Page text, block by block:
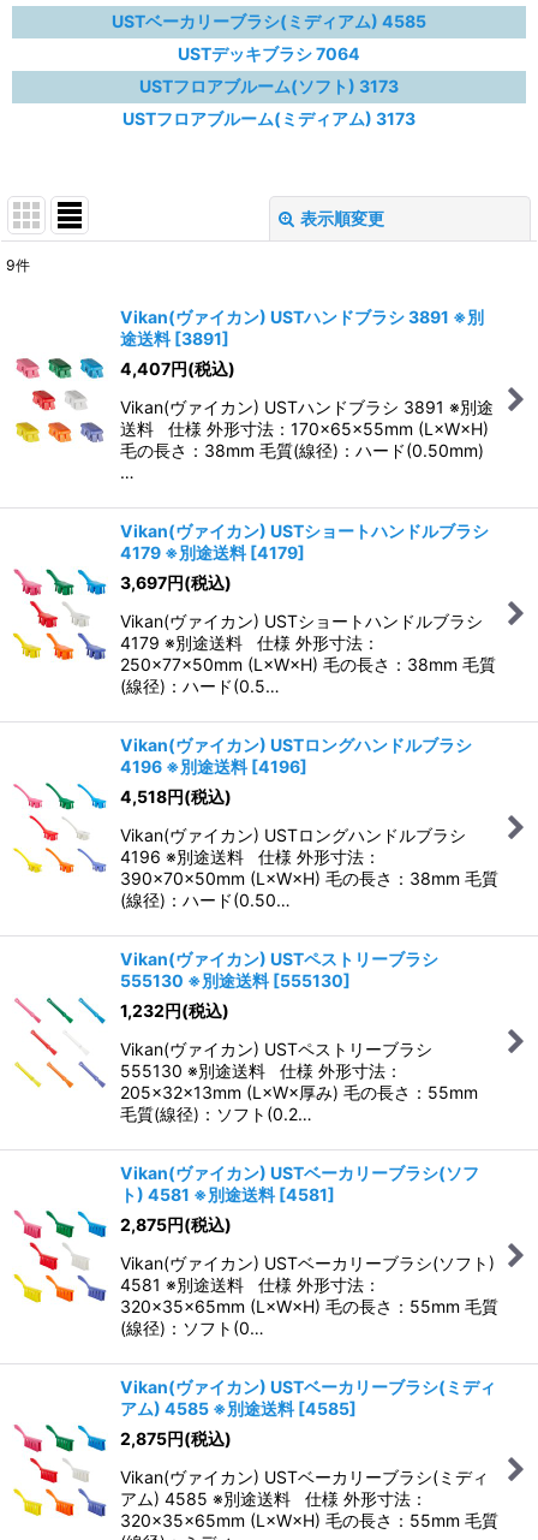
USTベーカリーブラシ(ミディアム) 4585
USTデッキブラシ 7064
USTフロアブルーム(ソフト) 3173
USTフロアブルーム(ミディアム) 3173
表示順変更
並び順
絞り込む
9件
Vikan(ヴァイカン) USTハンドブラシ 3891 ※別
途送料 [3891]
4,407円(税込)
Vikan(ヴァイカン) USTハンドブラシ 3891 ※別途
送料 仕様 外形寸法：170×65×55mm (L×W×H)
毛の長さ：38mm 毛質(線径)：ハード(0.50mm)
…
Vikan(ヴァイカン) USTショートハンドルブラシ
4179 ※別途送料 [4179]
3,697円(税込)
Vikan(ヴァイカン) USTショートハンドルブラシ
4179 ※別途送料 仕様 外形寸法：
250×77×50mm (L×W×H) 毛の長さ：38mm 毛質
(線径)：ハード(0.5…
Vikan(ヴァイカン) USTロングハンドルブラシ
4196 ※別途送料 [4196]
4,518円(税込)
Vikan(ヴァイカン) USTロングハンドルブラシ
4196 ※別途送料 仕様 外形寸法：
390×70×50mm (L×W×H) 毛の長さ：38mm 毛質
(線径)：ハード(0.50…
Vikan(ヴァイカン) USTペストリーブラシ
555130 ※別途送料 [555130]
1,232円(税込)
Vikan(ヴァイカン) USTペストリーブラシ
555130 ※別途送料 仕様 外形寸法：
205×32×13mm (L×W×厚み) 毛の長さ：55mm
毛質(線径)：ソフト(0.2…
Vikan(ヴァイカン) USTベーカリーブラシ(ソフ
ト) 4581 ※別途送料 [4581]
2,875円(税込)
Vikan(ヴァイカン) USTベーカリーブラシ(ソフト)
4581 ※別途送料 仕様 外形寸法：
320×35×65mm (L×W×H) 毛の長さ：55mm 毛質
(線径)：ソフト(0…
Vikan(ヴァイカン) USTベーカリーブラシ(ミディ
アム) 4585 ※別途送料 [4585]
2,875円(税込)
Vikan(ヴァイカン) USTベーカリーブラシ(ミディ
アム) 4585 ※別途送料 仕様 外形寸法：
320×35×65mm (L×W×H) 毛の長さ：55mm 毛質